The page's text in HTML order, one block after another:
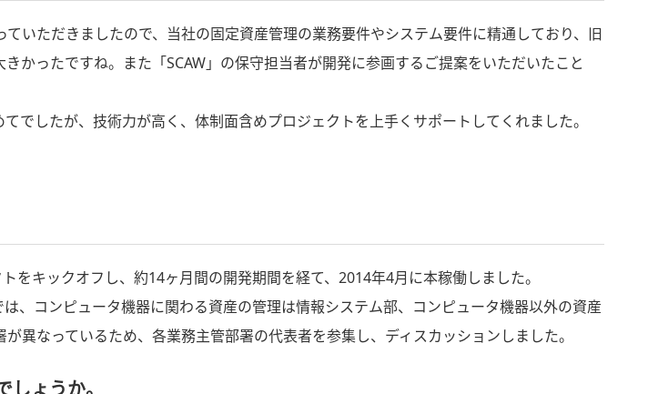
いただきましたので、当社の固定資産管理の業務要件やシステム要件に精通しており、旧
かったですね。また「SCAW」の保守担当者が開発に参画するご提案をいただいたこと
でしたが、技術力が高く、体制面含めプロジェクトを上手くサポートしてくれました。
キックオフし、約14ヶ月間の開発期間を経て、2014年4月に本稼働しました。
、コンピュータ機器に関わる資産の管理は情報システム部、コンピュータ機器以外の資産
異なっているため、各業務主管部署の代表者を参集し、ディスカッションしました。
ょうか。